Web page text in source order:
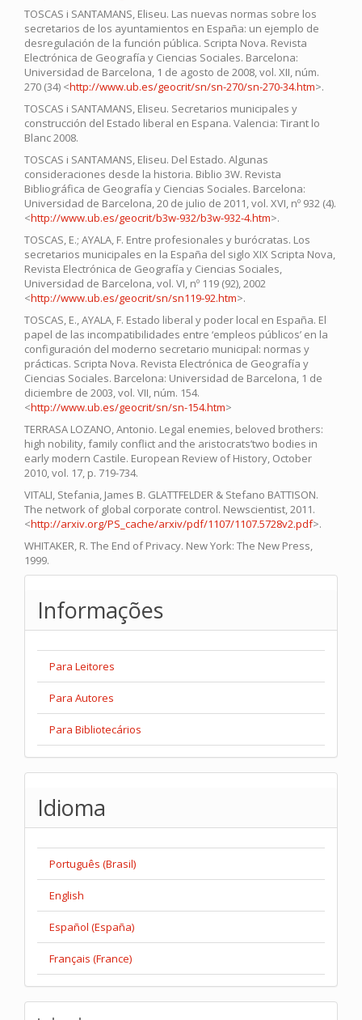
TOSCAS i SANTAMANS, Eliseu. Las nuevas normas sobre los
secretarios de los ayuntamientos en España: un ejemplo de
desregulación de la función pública. Scripta Nova. Revista
Electrónica de Geografía y Ciencias Sociales. Barcelona:
Universidad de Barcelona, 1 de agosto de 2008, vol. XII, núm.
270 (34) <http://www.ub.es/geocrit/sn/sn-270/sn-270-34.htm>.
TOSCAS i SANTAMANS, Eliseu. Secretarios municipales y
construcción del Estado liberal en Espana. Valencia: Tirant lo
Blanc 2008.
TOSCAS i SANTAMANS, Eliseu. Del Estado. Algunas
consideraciones desde la historia. Biblio 3W. Revista
Bibliográfica de Geografía y Ciencias Sociales. Barcelona:
Universidad de Barcelona, 20 de julio de 2011, vol. XVI, nº 932 (4).
<http://www.ub.es/geocrit/b3w-932/b3w-932-4.htm>.
TOSCAS, E.; AYALA, F. Entre profesionales y burócratas. Los
secretarios municipales en la España del siglo XIX Scripta Nova,
Revista Electrónica de Geografía y Ciencias Sociales,
Universidad de Barcelona, vol. VI, nº 119 (92), 2002
<http://www.ub.es/geocrit/sn/sn119-92.htm>.
TOSCAS, E., AYALA, F. Estado liberal y poder local en España. El
papel de las incompatibilidades entre ‘empleos públicos’ en la
configuración del moderno secretario municipal: normas y
prácticas. Scripta Nova. Revista Electrónica de Geografía y
Ciencias Sociales. Barcelona: Universidad de Barcelona, 1 de
diciembre de 2003, vol. VII, núm. 154.
<http://www.ub.es/geocrit/sn/sn-154.htm>
TERRASA LOZANO, Antonio. Legal enemies, beloved brothers:
high nobility, family conflict and the aristocrats’two bodies in
early modern Castile. European Review of History, October
2010, vol. 17, p. 719-734.
VITALI, Stefania, James B. GLATTFELDER & Stefano BATTISON.
The network of global corporate control. Newscientist, 2011.
<http://arxiv.org/PS_cache/arxiv/pdf/1107/1107.5728v2.pdf>.
WHITAKER, R. The End of Privacy. New York: The New Press,
1999.
Informações
Para Leitores
Para Autores
Para Bibliotecários
Idioma
Português (Brasil)
English
Español (España)
Français (France)